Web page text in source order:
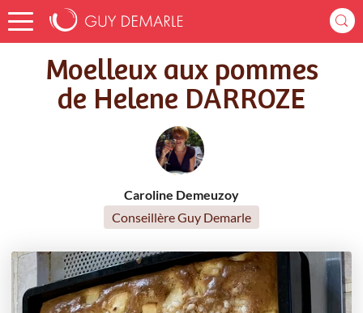
Accueil
Recettes
Moelleux aux pommes de Helene DARROZE
Moelleux aux pommes
de Helene DARROZE
Caroline Demeuzoy
Conseillère Guy Demarle